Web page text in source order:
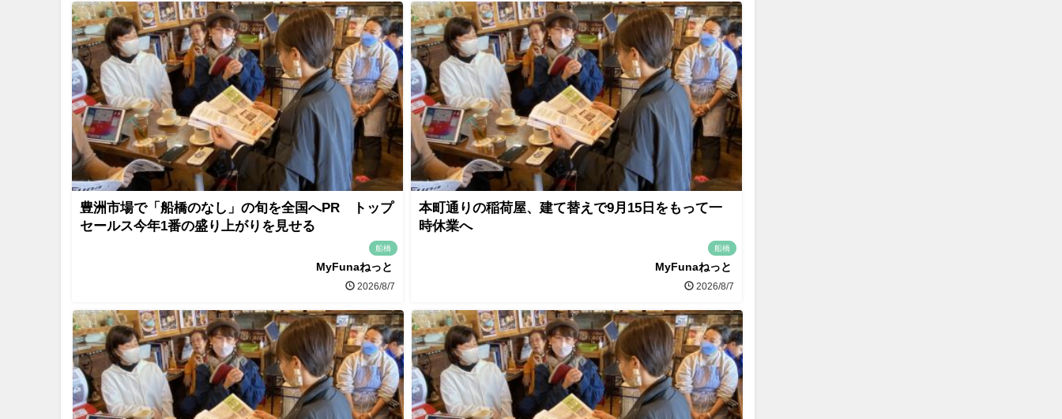
豊洲市場で「船橋のなし」の旬を全国へPR トップ
セールス今年1番の盛り上がりを見せる
船橋
MyFunaねっと
2026/8/7
本町通りの稲荷屋、建て替えで9月15日をもって一
時休業へ
船橋
MyFunaねっと
2026/8/7